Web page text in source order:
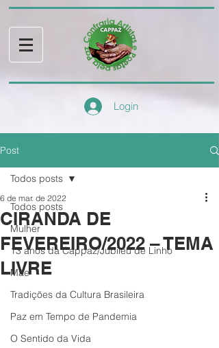
Login
Post
Todos posts
Mulher
13 anos da Cappaz/Jubileu de Linho
Mãe
Tradições da Cultura Brasileira
Paz em Tempo de Pandemia
O Sentido da Vida
Todos posts
CIRANDA DE
FEVEREIRO/2022 – TEMA
LIVRE
6 de mar. de 2022